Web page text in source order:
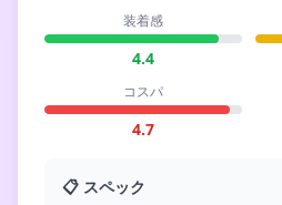
装着感
4.4
コスパ
4.7
📋 スペック